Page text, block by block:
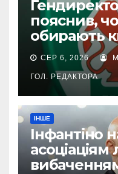
пояснив,
обирають
СЕР 6, 2026
ГОЛ. РЕДАКТОРА
ІНШЕ
Інфантіно
асоціаціям